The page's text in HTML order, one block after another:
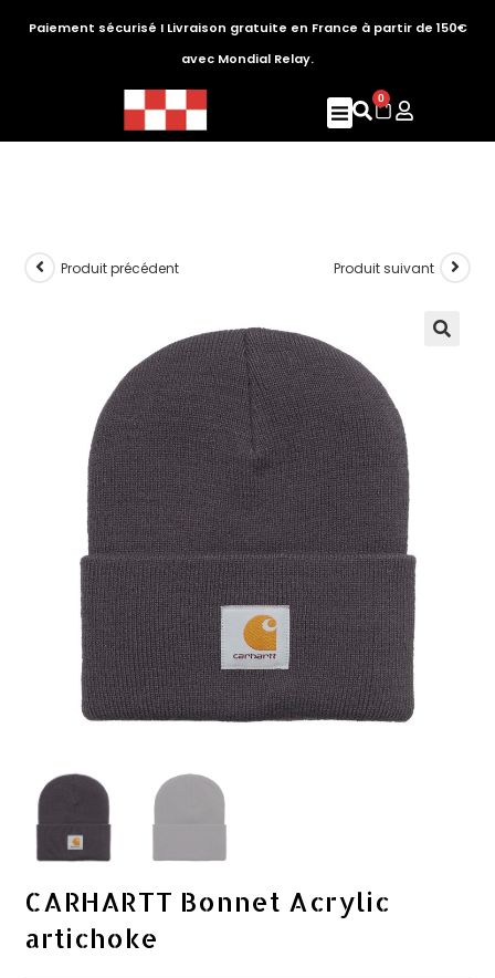
Paiement sécurisé I Livraison gratuite en France à partir de 150€
avec Mondial Relay.
0
Produit précédent Produit suivant
CARHARTT Bonnet Acrylic
artichoke